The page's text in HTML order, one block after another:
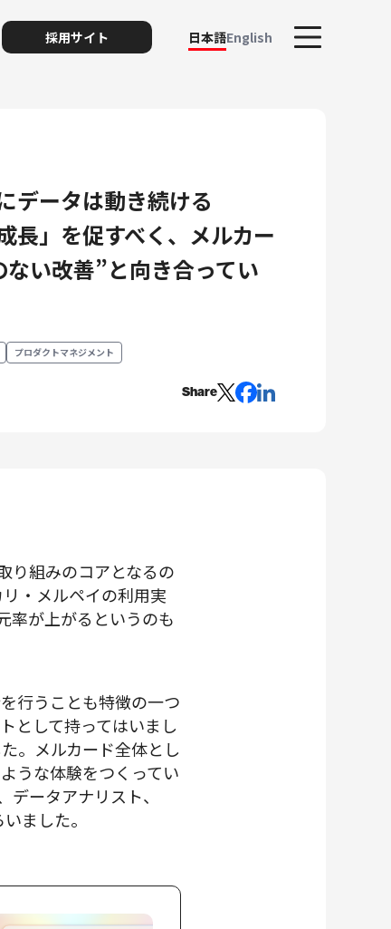
採用サイト 日本語English
データは動き続ける
」を促すべく、メルカー
ない改善”と向き合ってい
プロダクトマネジメント
Share
り組みのコアとなるの
・メルペイの利用実
率が上がるというのも
行うことも特徴の一つ
として持ってはいまし
。メルカード全体とし
うな体験をつくってい
ータアナリスト、
ました。